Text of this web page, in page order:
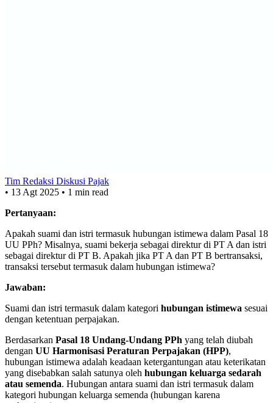
Tim Redaksi Diskusi Pajak
• 13 Agt 2025 • 1 min read
Pertanyaan:
Apakah suami dan istri termasuk hubungan istimewa dalam Pasal 18
UU PPh? Misalnya, suami bekerja sebagai direktur di PT A dan istri
sebagai direktur di PT B. Apakah jika PT A dan PT B bertransaksi,
transaksi tersebut termasuk dalam hubungan istimewa?
Jawaban:
Suami dan istri termasuk dalam kategori hubungan istimewa sesuai
dengan ketentuan perpajakan.
Berdasarkan Pasal 18 Undang-Undang PPh yang telah diubah
dengan UU Harmonisasi Peraturan Perpajakan (HPP),
hubungan istimewa adalah keadaan ketergantungan atau keterikatan
yang disebabkan salah satunya oleh hubungan keluarga sedarah
atau semenda. Hubungan antara suami dan istri termasuk dalam
kategori hubungan keluarga semenda (hubungan karena